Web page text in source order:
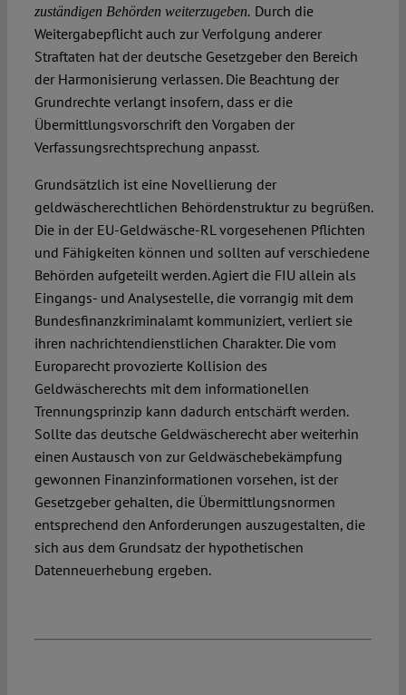
zuständigen Behörden weiterzugeben. Durch die
Weitergabepflicht auch zur Verfolgung anderer
Straftaten hat der deutsche Gesetzgeber den Bereich
der Harmonisierung verlassen. Die Beachtung der
Grundrechte verlangt insofern, dass er die
Übermittlungsvorschrift den Vorgaben der
Verfassungsrechtsprechung anpasst.
Grundsätzlich ist eine Novellierung der
geldwäscherechtlichen Behördenstruktur zu begrüßen.
Die in der EU-Geldwäsche-RL vorgesehenen Pflichten
und Fähigkeiten können und sollten auf verschiedene
Behörden aufgeteilt werden. Agiert die FIU allein als
Eingangs- und Analysestelle, die vorrangig mit dem
Bundesfinanzkriminalamt kommuniziert, verliert sie
ihren nachrichtendienstlichen Charakter. Die vom
Europarecht provozierte Kollision des
Geldwäscherechts mit dem informationellen
Trennungsprinzip kann dadurch entschärft werden.
Sollte das deutsche Geldwäscherecht aber weiterhin
einen Austausch von zur Geldwäschebekämpfung
gewonnen Finanzinformationen vorsehen, ist der
Gesetzgeber gehalten, die Übermittlungsnormen
entsprechend den Anforderungen auszugestalten, die
sich aus dem Grundsatz der hypothetischen
Datenneuerhebung ergeben.